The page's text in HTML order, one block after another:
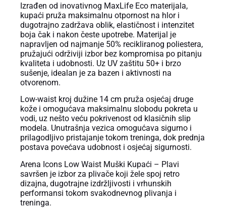
Izrađen od inovativnog MaxLife Eco materijala,
kupaći pruža maksimalnu otpornost na hlor i
dugotrajno zadržava oblik, elastičnost i intenzitet
boja čak i nakon česte upotrebe. Materijal je
napravljen od najmanje 50% recikliranog poliestera,
pružajući održiviji izbor bez kompromisa po pitanju
kvaliteta i udobnosti. Uz UV zaštitu 50+ i brzo
sušenje, idealan je za bazen i aktivnosti na
otvorenom.
Low-waist kroj dužine 14 cm pruža osjećaj druge
kože i omogućava maksimalnu slobodu pokreta u
vodi, uz nešto veću pokrivenost od klasičnih slip
modela. Unutrašnja vezica omogućava sigurno i
prilagodljivo pristajanje tokom treninga, dok prednja
postava povećava udobnost i osjećaj sigurnosti.
Arena Icons Low Waist Muški Kupaći – Plavi
savršen je izbor za plivače koji žele spoj retro
dizajna, dugotrajne izdržljivosti i vrhunskih
performansi tokom svakodnevnog plivanja i
treninga.